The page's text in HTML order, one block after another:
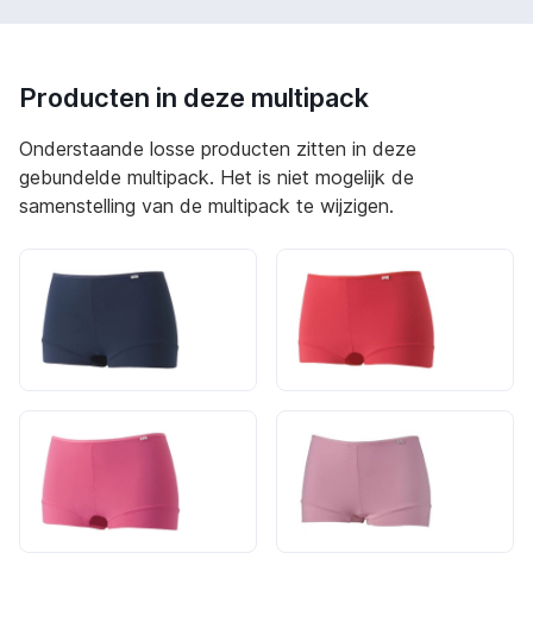
Producten in deze multipack
Onderstaande losse producten zitten in deze
gebundelde multipack. Het is niet mogelijk de
samenstelling van de multipack te wijzigen.